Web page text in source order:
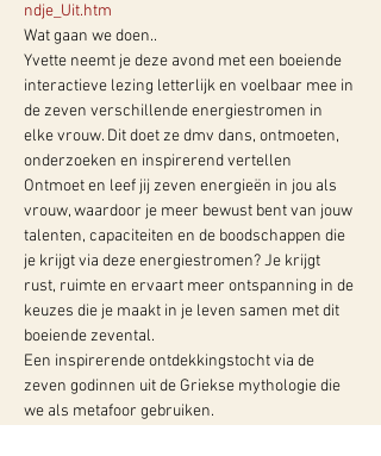
ndje_Uit.htm
Wat gaan we doen..
Yvette neemt je deze avond met een boeiende
interactieve lezing letterlijk en voelbaar mee in
de zeven verschillende energiestromen in
elke vrouw. Dit doet ze dmv dans, ontmoeten,
onderzoeken en inspirerend vertellen
Ontmoet en leef jij zeven energieën in jou als
vrouw, waardoor je meer bewust bent van jouw
talenten, capaciteiten en de boodschappen die
je krijgt via deze energiestromen? Je krijgt
rust, ruimte en ervaart meer ontspanning in de
keuzes die je maakt in je leven samen met dit
boeiende zevental.
Een inspirerende ontdekkingstocht via de
zeven godinnen uit de Griekse mythologie die
we als metafoor gebruiken.